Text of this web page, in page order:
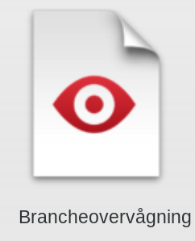
Brancheovervågning